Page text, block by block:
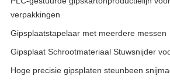
verpakkingen
Gipsplaatstapelaar met meerdere messen
Gipsplaat Schrootmateriaal Stuwsnijder
Hoge precisie gipsplaten steunbeen